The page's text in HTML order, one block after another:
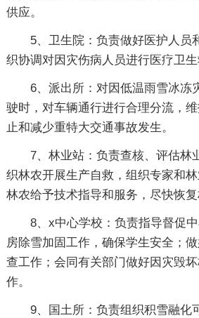
供应。
5、卫生院：负责做好医护人员
织协调对因灾伤病人员进行医疗卫生
6、派出所：对因低温雨雪冰冻
驶时，对车辆通行进行合理分流，
止和减少重特大交通事故发生。
7、林业站：负责查核、评估林
织林农开展生产自救，组织专家和
林农给予技术指导和服务，尽快恢复
8、x中心学校：负责指导督促
房除雪加固工作，确保学生安全；
查工作；会同有关部门做好因灾毁
作。
9、国土所：负责组织积雪融化